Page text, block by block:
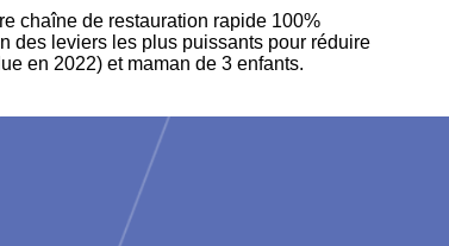
chaîne de restauration rapide 100%
des leviers les plus puissants pour réduire
en 2022) et maman de 3 enfants.